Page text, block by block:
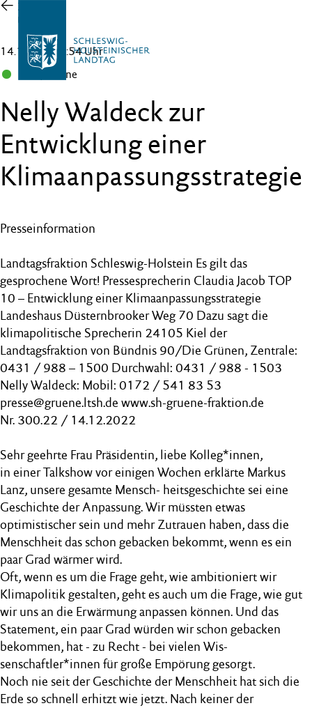
Zur
Übersicht
14.12.22 , 15:54 Uhr
B 90/Grüne
Nelly Waldeck zur
Entwicklung einer
Klimaanpassungsstrategie
Presseinformation
Landtagsfraktion Schleswig-Holstein Es gilt das
gesprochene Wort! Pressesprecherin Claudia Jacob TOP
10 – Entwicklung einer Klimaanpassungsstrategie
Landeshaus Düsternbrooker Weg 70 Dazu sagt die
klimapolitische Sprecherin 24105 Kiel der
Landtagsfraktion von Bündnis 90/Die Grünen, Zentrale:
0431 / 988 – 1500 Durchwahl: 0431 / 988 - 1503
Nelly Waldeck: Mobil: 0172 / 541 83 53
presse@gruene.ltsh.de www.sh-gruene-fraktion.de
Nr. 300.22 / 14.12.2022
Sehr geehrte Frau Präsidentin, liebe Kolleg*innen,
in einer Talkshow vor einigen Wochen erklärte Markus
Lanz, unsere gesamte Mensch- heitsgeschichte sei eine
Geschichte der Anpassung. Wir müssten etwas
optimistischer sein und mehr Zutrauen haben, dass die
Menschheit das schon gebacken bekommt, wenn es ein
paar Grad wärmer wird.
Oft, wenn es um die Frage geht, wie ambitioniert wir
Klimapolitik gestalten, geht es auch um die Frage, wie gut
wir uns an die Erwärmung anpassen können. Und das
Statement, ein paar Grad würden wir schon gebacken
bekommen, hat - zu Recht - bei vielen Wis-
senschaftler*innen für große Empörung gesorgt.
Noch nie seit der Geschichte der Menschheit hat sich die
Erde so schnell erhitzt wie jetzt. Nach keiner der